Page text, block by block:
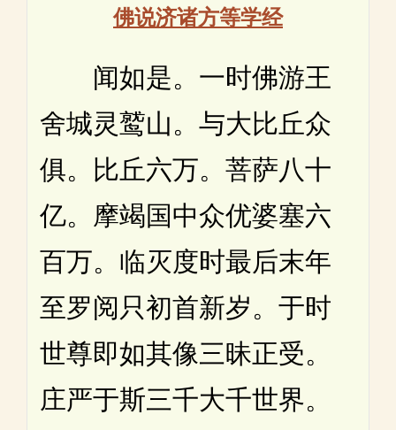
佛说济诸方等学经
闻如是。一时佛游王
舍城灵鹫山。与大比丘众
俱。比丘六万。菩萨八十
亿。摩竭国中众优婆塞六
百万。临灭度时最后末年
至罗阅只初首新岁。于时
世尊即如其像三昧正受。
庄严于斯三千大千世界。